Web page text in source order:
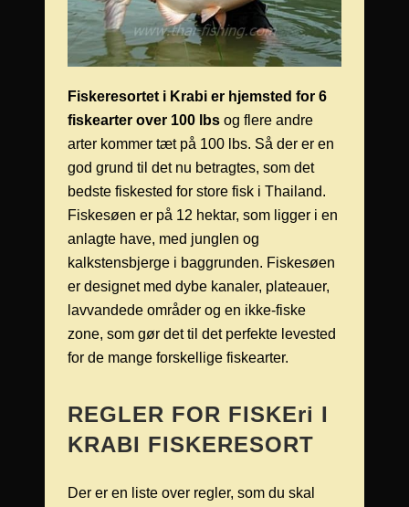
Fiskeresortet i Krabi er hjemsted for 6
fiskearter over 100 lbs og flere andre
arter kommer tæt på 100 lbs. Så der er en
god grund til det nu betragtes, som det
bedste fiskested for store fisk i Thailand.
Fiskesøen er på 12 hektar, som ligger i en
anlagte have, med junglen og
kalkstensbjerge i baggrunden. Fiskesøen
er designet med dybe kanaler, plateauer,
lavvandede områder og en ikke-fiske
zone, som gør det til det perfekte levested
for de mange forskellige fiskearter.
REGLER FOR FISKEri I
KRABI FISKERESORT
Der er en liste over regler, som du skal